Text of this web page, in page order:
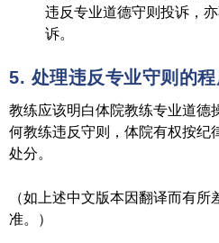
违反专业道德守则投诉，
诉。
5. 处理违反专业守则的程
教练应该明白体院教练专业道德
何教练违反守则，体院有权按纪
处分。
（如上述中文版本因翻译而有
准。）